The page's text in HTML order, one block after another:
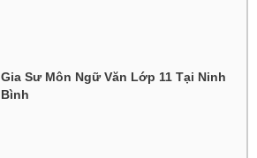
Gia Sư Môn Ngữ Văn Lớp 11 Tại Ninh
Bình